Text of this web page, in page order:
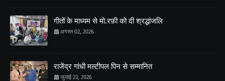
गीतों के माध्यम से मो.रफ़ी को दी श्रद्धांजलि
अगस्त 02, 2026
राजेंद्र गांधी मल्टीपल पिन से सम्मानित
जुलाई 23, 2026